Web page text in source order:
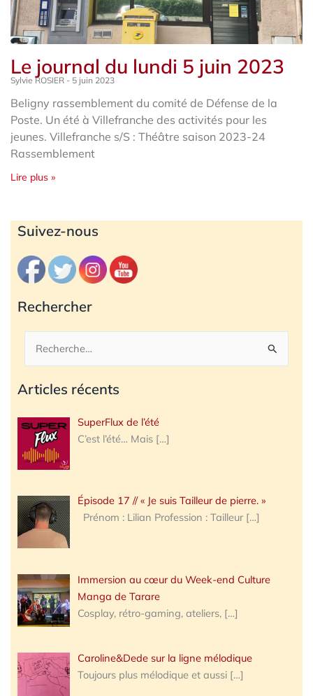
Le journal du lundi 5 juin 2023
Sylvie ROSIER 5 juin 2023
Beligny rassemblement du comité de Défense de la
Poste. Un été à Villefranche des activités pour les
jeunes. Villefranche s/S : Théâtre saison 2023-24
Rassemblement
Lire plus »
Suivez-nous
Rechercher
Rechercher :
Articles récents
SuperFlux de l’été
C’est l’été… Mais […]
Épisode 17 // « Je suis Tailleur de pierre. »
Prénom : Lilian Profession : Tailleur […]
Immersion au cœur du Week-end Culture
Manga de Tarare
Cosplay, rétro-gaming, ateliers, […]
Caroline&Dede sur la ligne mélodique
Toujours plus mélodique et aussi […]
Archives